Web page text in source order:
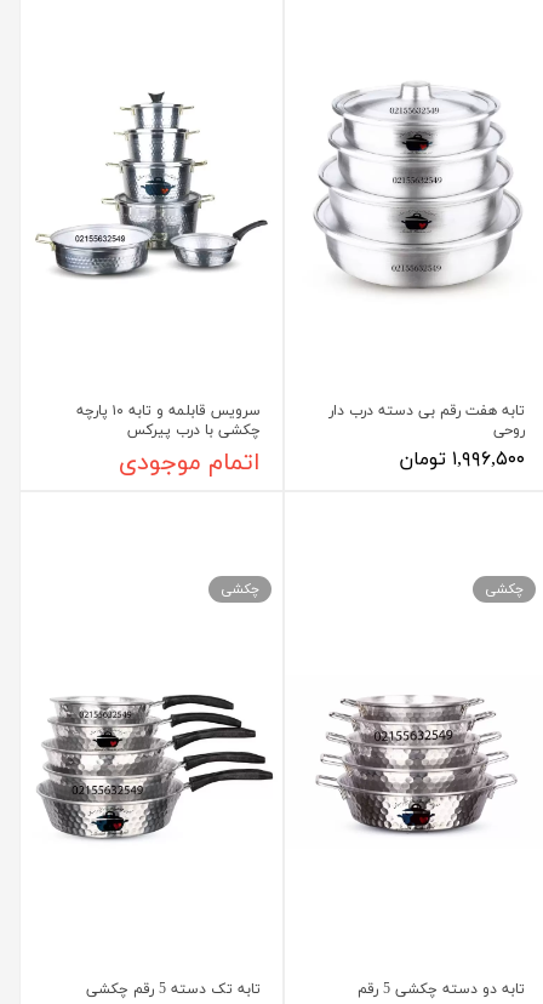
تابه هفت رقم بی دسته درب دار
روحی
۱,۹۹۶,۵۰۰ تومان
سرویس قابلمه و تابه ۱۰ پارچه
چکشی با درب پیرکس
اتمام موجودی
تابه دو دسته چکشی 5 رقم
چکشی
تابه تک دسته 5 رقم چکشی
چکشی